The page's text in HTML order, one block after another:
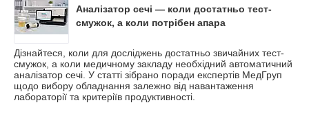
Аналізатор сечі — коли достатньо тест-
смужок, а коли потрібен апара
Дізнайтеся, коли для досліджень достатньо звичайних тест-
смужок, а коли медичному закладу необхідний автоматичний
аналізатор сечі. У статті зібрано поради експертів МедГруп
щодо вибору обладнання залежно від навантаження
лабораторії та критеріїв продуктивності.